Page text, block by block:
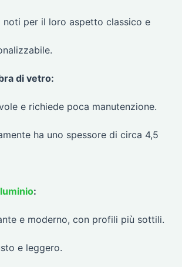
noti per il loro aspetto classico e
di vetro:
e richiede poca manutenzione.
ha uno spessore di circa 4,5
:
e moderno, con profili più sottili.
e leggero.